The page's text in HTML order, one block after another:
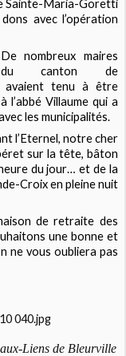
Sainte-Maria-Goretti
avec l’opération
De nombreux maires
du canton de
avaient tenu à être
Villaume qui a
les municipalités.
l’Eternel, notre cher
sur la tête, bâton
du jour… et de la
Croix en pleine nuit
de retraite des
une bonne et
ne vous oubliera pas
Liens de Bleurville